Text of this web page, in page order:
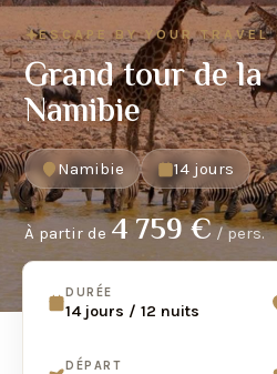
ESCAPE BY YOUR TRAVEL
Grand tour de la
Namibie
Namibie 14 jours
À partir de 4 759 € / pers.
DURÉE
14 jours / 12 nuits
DÉPART